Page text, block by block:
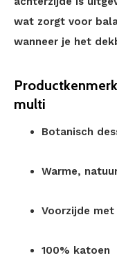
wat zorgt voor
wanneer je het
multi
Botanisch
Warme,
Voorzijde
100% katoen